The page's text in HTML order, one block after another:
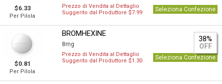
$6.33
Per Pilola
Prezzo di Vendita al Dettaglio
Suggerito dal Produttore $7.99
Seleziona Confezione
$0.81
Per Pilola
BROMHEXINE
8mg
38%
OFF
Prezzo di Vendita al Dettaglio
Suggerito dal Produttore $1.30
Seleziona Confezione